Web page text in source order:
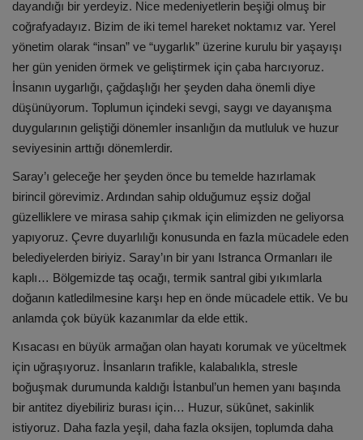
dayandığı bir yerdeyiz. Nice medeniyetlerin beşiği olmuş bir
coğrafyadayız. Bizim de iki temel hareket noktamız var. Yerel
yönetim olarak “insan” ve “uygarlık” üzerine kurulu bir yaşayışı
her gün yeniden örmek ve geliştirmek için çaba harcıyoruz.
İnsanın uygarlığı, çağdaşlığı her şeyden daha önemli diye
düşünüyorum. Toplumun içindeki sevgi, saygı ve dayanışma
duygularının geliştiği dönemler insanlığın da mutluluk ve huzur
seviyesinin arttığı dönemlerdir.
Saray’ı geleceğe her şeyden önce bu temelde hazırlamak
birincil görevimiz. Ardından sahip olduğumuz eşsiz doğal
güzelliklere ve mirasa sahip çıkmak için elimizden ne geliyorsa
yapıyoruz. Çevre duyarlılığı konusunda en fazla mücadele eden
belediyelerden biriyiz. Saray’ın bir yanı Istranca Ormanları ile
kaplı… Bölgemizde taş ocağı, termik santral gibi yıkımlarla
doğanın katledilmesine karşı hep en önde mücadele ettik. Ve bu
anlamda çok büyük kazanımlar da elde ettik.
Kısacası en büyük armağan olan hayatı korumak ve yüceltmek
için uğraşıyoruz. İnsanların trafikle, kalabalıkla, stresle
boğuşmak durumunda kaldığı İstanbul’un hemen yanı başında
bir antitez diyebiliriz burası için… Huzur, sükûnet, sakinlik
istiyoruz. Daha fazla yeşil, daha fazla oksijen, toplumda daha